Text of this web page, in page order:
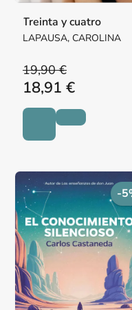
Treinta y cuatro
LAPAUSA, CAROLINA
19,90 €
18,91 €
-